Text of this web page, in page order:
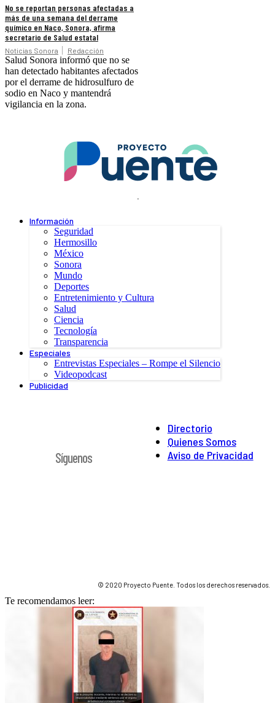
No se reportan personas afectadas a
más de una semana del derrame
químico en Naco, Sonora, afirma
secretario de Salud estatal
Noticias Sonora Redacción
Salud Sonora informó que no se
han detectado habitantes afectados
por el derrame de hidrosulfuro de
sodio en Naco y mantendrá
vigilancia en la zona.
.
Información
Seguridad
Hermosillo
México
Sonora
Mundo
Deportes
Entretenimiento y Cultura
Salud
Ciencia
Tecnología
Transparencia
Especiales
Entrevistas Especiales – Rompe el Silencio
Videopodcast
Publicidad
Directorio
Quienes Somos
Aviso de Privacidad
Síguenos
© 2020 Proyecto Puente. Todos los derechos reservados.
Te recomendamos leer: